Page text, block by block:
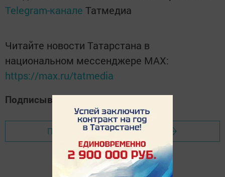
Telegram-канале Татмедиа
Читайте новости Татарстана в
национальном мессенджере MАХ:
https://max.ru/tatmedia
Подписывайтесь на нашДзен-канал
Перейти на страницу новости